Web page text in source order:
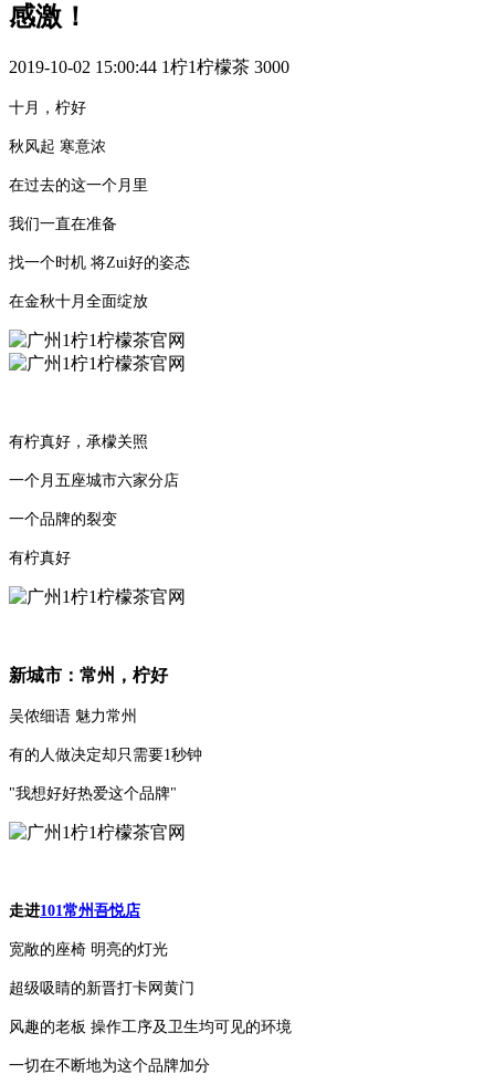
感激！
2019-10-02 15:00:44 1柠1柠檬茶 3000
十月，柠好
秋风起 寒意浓
在过去的这一个月里
我们一直在准备
找一个时机 将Zui好的姿态
在金秋十月全面绽放
有柠真好，承檬关照
一个月五座城市六家分店
一个品牌的裂变
有柠真好
新城市：常州，柠好
吴侬细语 魅力常州
有的人做决定却只需要1秒钟
"我想好好热爱这个品牌"
走进101常州吾悦店
宽敞的座椅 明亮的灯光
超级吸睛的新晋打卡网黄门
风趣的老板 操作工序及卫生均可见的环境
一切在不断地为这个品牌加分